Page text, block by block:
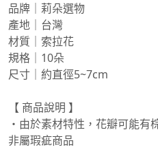
品牌｜莉朵選物
產地｜台灣
材質｜索拉花
規格｜10朵
尺寸｜約直徑5~7cm
【 商品說明 】
・由於素材特性，花瓣可能
非屬瑕疵商品